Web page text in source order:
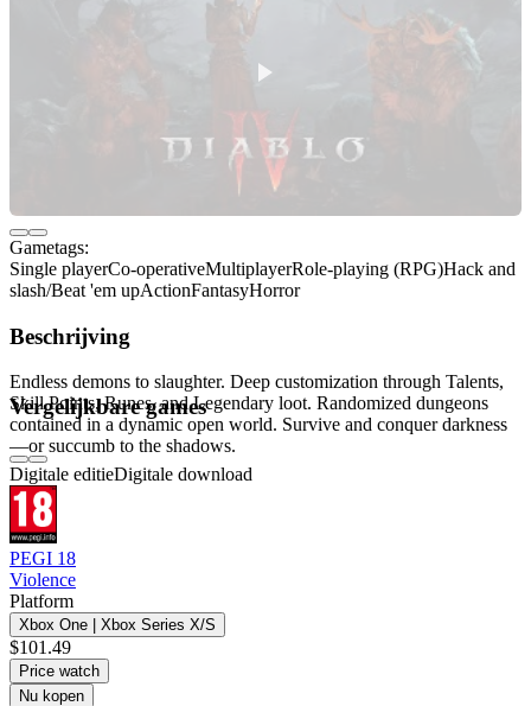
Gametags:
Single playerCo-operativeMultiplayerRole-playing (RPG)Hack and
slash/Beat 'em upActionFantasyHorror
Beschrijving
Endless demons to slaughter. Deep customization through Talents,
Skill Points, Runes, and Legendary loot. Randomized dungeons
contained in a dynamic open world. Survive and conquer darkness
—or succumb to the shadows.
Vergelijkbare games
Digitale editieDigitale download
PEGI 18
Violence
Platform
Xbox One | Xbox Series X/S
$101.49
Price watch
Nu kopen